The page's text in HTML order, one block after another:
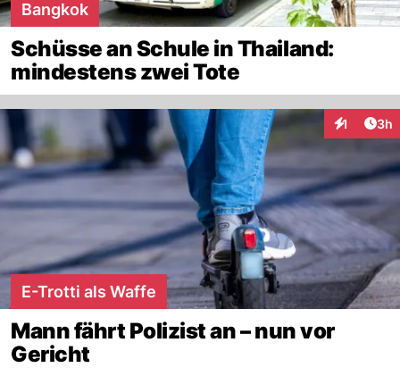
Bangkok
Schüsse an Schule in Thailand:
mindestens zwei Tote
1 3h
E-Trotti als Waffe
Mann fährt Polizist an – nun vor
Gericht